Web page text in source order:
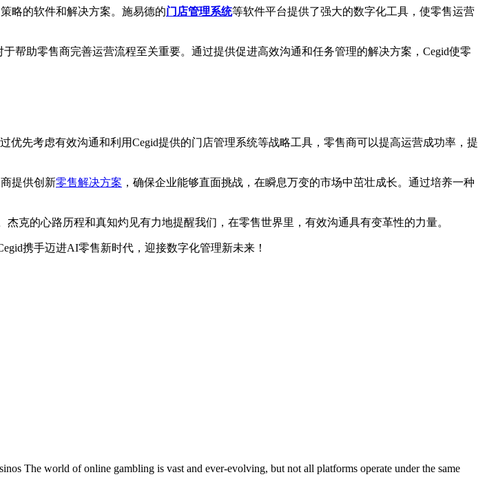
略的软件和解决方案。施易德的门店管理系统等软件平台提供了强大的数字化工具，使零售运营
帮助零售商完善运营流程至关重要。通过提供促进高效沟通和任务管理的解决方案，Cegid使零
先考虑有效沟通和利用Cegid提供的门店管理系统等战略工具，零售商可以提高运营成功率，提
提供创新零售解决方案 ，确保企业能够直面挑战，在瞬息万变的市场中茁壮成长。通过培养一种
克的心路历程和真知灼见有力地提醒我们，在零售世界里，有效沟通具有变革性的力量。
携手迈进AI零售新时代，迎接数字化管理新未来！
The world of online gambling is vast and ever-evolving, but not all platforms operate under the same